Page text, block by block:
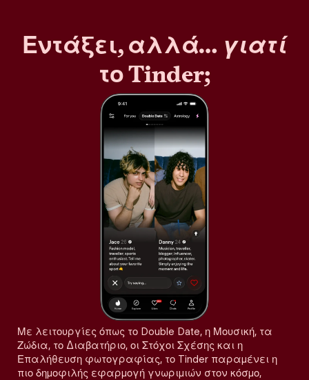
Εντάξει, αλλά… γιατί
το Tinder;
Με λειτουργίες όπως το Double Date, η Μουσική, τα
Ζώδια, το Διαβατήριο, οι Στόχοι Σχέσης και η
Επαλήθευση φωτογραφίας, το Tinder παραμένει η
πιο δημοφιλής εφαρμογή γνωριμιών στον κόσμο,